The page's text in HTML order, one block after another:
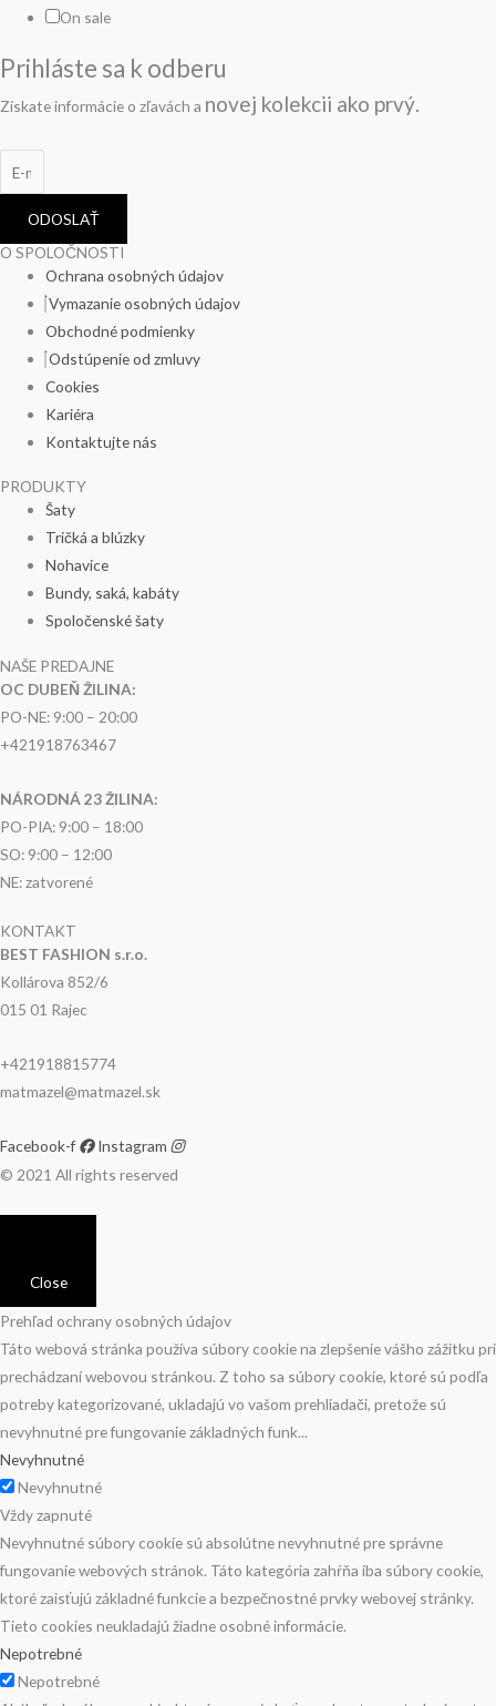
On sale
Prihláste sa k odberu
Získate informácie o zľavách a novej kolekcii ako prvý.
ODOSLAŤ
O SPOLOČNOSTI
Ochrana osobných údajov
Vymazanie osobných údajov
Obchodné podmienky
Odstúpenie od zmluvy
Cookies
Kariéra
Kontaktujte nás
PRODUKTY
Šaty
Tričká a blúzky
Nohavice
Bundy, saká, kabáty
Spoločenské šaty
NAŠE PREDAJNE
OC DUBEŇ ŽILINA:
PO-NE: 9:00 – 20:00
+421918763467
NÁRODNÁ 23 ŽILINA:
PO-PIA: 9:00 – 18:00
SO: 9:00 – 12:00
NE: zatvorené
KONTAKT
BEST FASHION s.r.o.
Kollárova 852/6
015 01 Rajec
+421918815774
matmazel@matmazel.sk
Facebook-f
Instagram
© 2021 All rights reserved
Close
Prehľad ochrany osobných údajov
Táto webová stránka používa súbory cookie na zlepšenie vášho zážitku pri
prechádzaní webovou stránkou. Z toho sa súbory cookie, ktoré sú podľa
potreby kategorizované, ukladajú vo vašom prehliadači, pretože sú
nevyhnutné pre fungovanie základných funk...
Nevyhnutné
Nevyhnutné
Vždy zapnuté
Nevyhnutné súbory cookie sú absolútne nevyhnutné pre správne
fungovanie webových stránok. Táto kategória zahŕňa iba súbory cookie,
ktoré zaisťujú základné funkcie a bezpečnostné prvky webovej stránky.
Tieto cookies neukladajú žiadne osobné informácie.
Nepotrebné
Nepotrebné